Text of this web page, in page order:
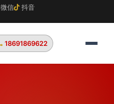
微信 抖音
18691869622